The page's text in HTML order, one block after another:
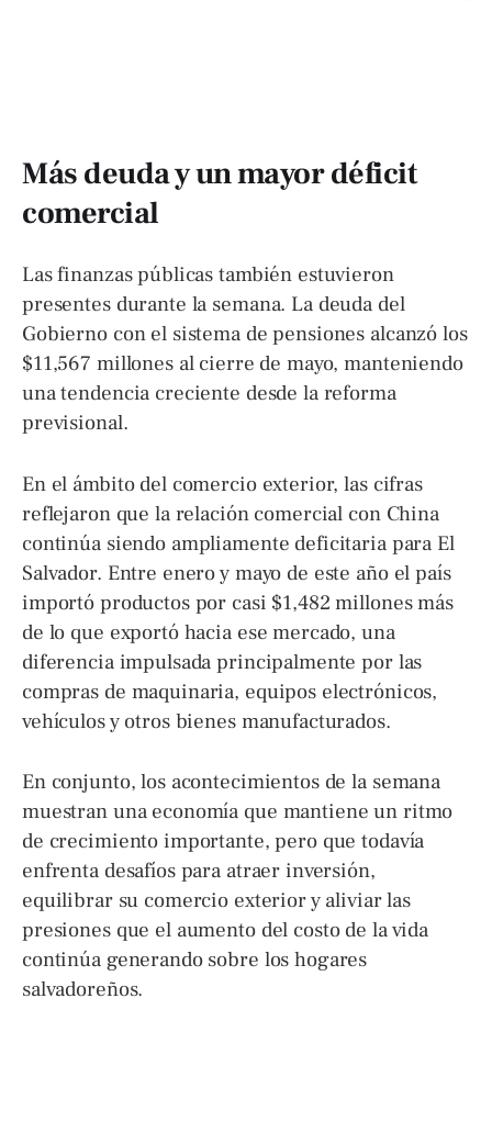
Más deuda y un mayor déficit
comercial
Las finanzas públicas también estuvieron
presentes durante la semana. La deuda del
Gobierno con el sistema de pensiones alcanzó los
$11,567 millones al cierre de mayo, manteniendo
una tendencia creciente desde la reforma
previsional.
En el ámbito del comercio exterior, las cifras
reflejaron que la relación comercial con China
continúa siendo ampliamente deficitaria para El
Salvador. Entre enero y mayo de este año el país
importó productos por casi $1,482 millones más
de lo que exportó hacia ese mercado, una
diferencia impulsada principalmente por las
compras de maquinaria, equipos electrónicos,
vehículos y otros bienes manufacturados.
En conjunto, los acontecimientos de la semana
muestran una economía que mantiene un ritmo
de crecimiento importante, pero que todavía
enfrenta desafíos para atraer inversión,
equilibrar su comercio exterior y aliviar las
presiones que el aumento del costo de la vida
continúa generando sobre los hogares
salvadoreños.